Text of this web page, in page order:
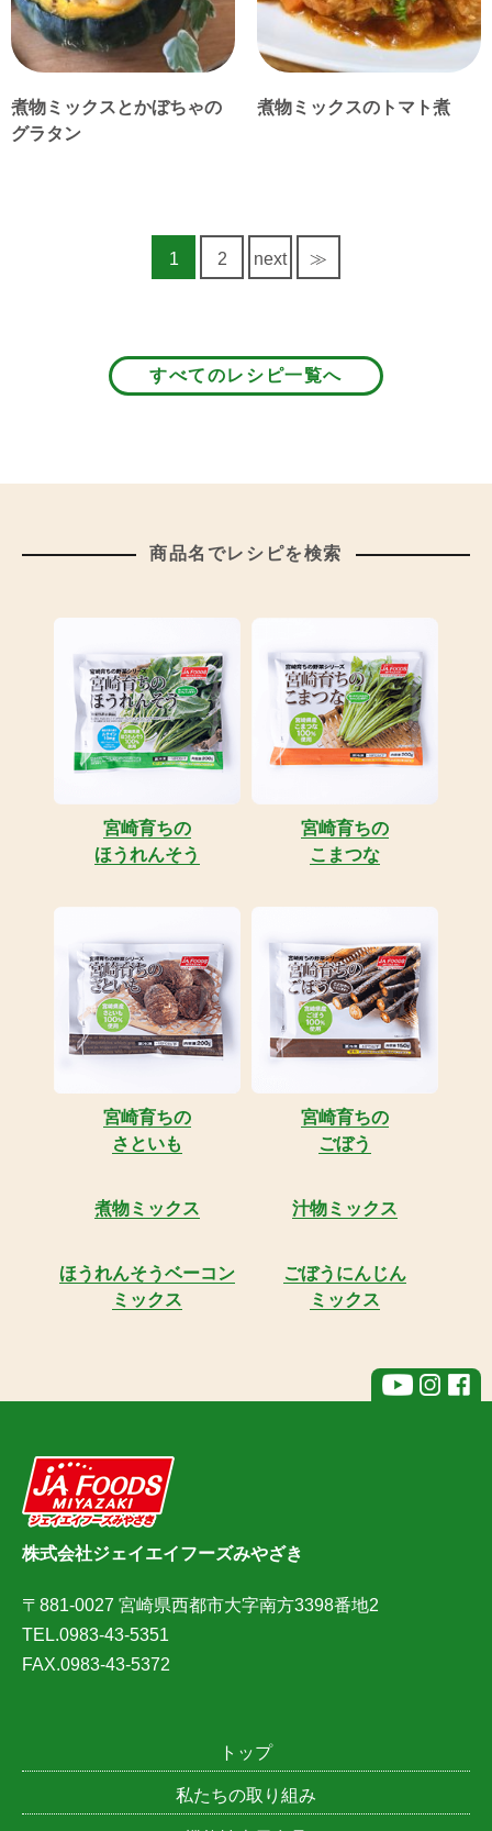
煮物ミックスとかぼちゃの
グラタン
煮物ミックスのトマト煮
1 2 next ≫
すべてのレシピ一覧へ
商品名でレシピを検索
宮崎育ちの
ほうれんそう
宮崎育ちの
こまつな
宮崎育ちの
さといも
宮崎育ちの
ごぼう
煮物ミックス 汁物ミックス
ほうれんそうベーコン
ミックス
ごぼうにんじん
ミックス
株式会社ジェイエイフーズみやざき
〒881-0027 宮崎県西都市大字南方3398番地2
TEL.0983-43-5351
FAX.0983-43-5372
トップ
私たちの取り組み